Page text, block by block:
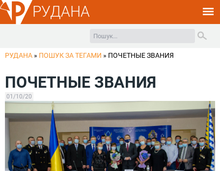
РУДАНА
РУДАНА » ПОШУК ЗА ТЕГАМИ » ПОЧЕТНЫЕ ЗВАНИЯ
ПОЧЕТНЫЕ ЗВАНИЯ
01/10/20